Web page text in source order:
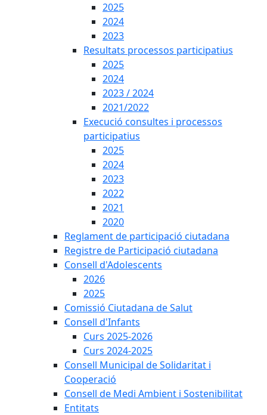
2025
2024
2023
Resultats processos participatius
2025
2024
2023 / 2024
2021/2022
Execució consultes i processos
participatius
2025
2024
2023
2022
2021
2020
Reglament de participació ciutadana
Registre de Participació ciutadana
Consell d'Adolescents
2026
2025
Comissió Ciutadana de Salut
Consell d'Infants
Curs 2025-2026
Curs 2024-2025
Consell Municipal de Solidaritat i
Cooperació
Consell de Medi Ambient i Sostenibilitat
Entitats